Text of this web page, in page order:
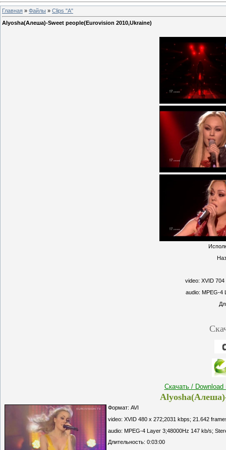
Главная » Файлы » Clips "A"
Alyosha(Алеша)-Sweet people(Eurovision 2010,Ukraine)
video: XVID
audio: MPEG-4
Скачать / Download
Формат: AVI
video: XVID 480 x 272;2031 kbps; 21.642
audio: MPEG-4 Layer 3;48000Hz 147 kb/s;
Длительность: 0:03:00